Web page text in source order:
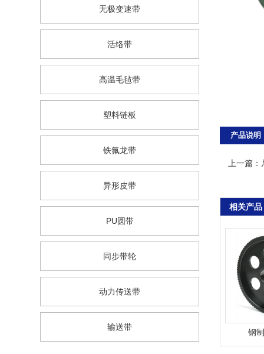
无极变速带
活络带
高温毛毡带
塑料链板
铁氟龙带
异形皮带
PU圆带
同步带轮
动力传送带
输送带
产品说明
上一篇：
相关产品
钢